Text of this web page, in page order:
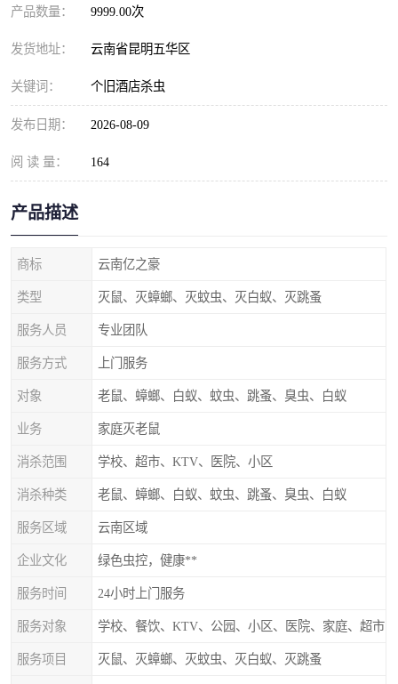
产品数量： 9999.00次
发货地址： 云南省昆明五华区
关键词： 个旧酒店杀虫
发布日期： 2026-08-09
阅 读 量： 164
产品描述
商标 云南亿之豪
类型 灭鼠、灭蟑螂、灭蚊虫、灭白蚁、灭跳蚤
服务人员 专业团队
服务方式 上门服务
对象 老鼠、蟑螂、白蚁、蚊虫、跳蚤、臭虫、白蚁
业务 家庭灭老鼠
消杀范围 学校、超市、KTV、医院、小区
消杀种类 老鼠、蟑螂、白蚁、蚊虫、跳蚤、臭虫、白蚁
服务区域 云南区域
企业文化 绿色虫控，健康**
服务时间 24小时上门服务
服务对象 学校、餐饮、KTV、公园、小区、医院、家庭、超市
服务项目 灭鼠、灭蟑螂、灭蚊虫、灭白蚁、灭跳蚤